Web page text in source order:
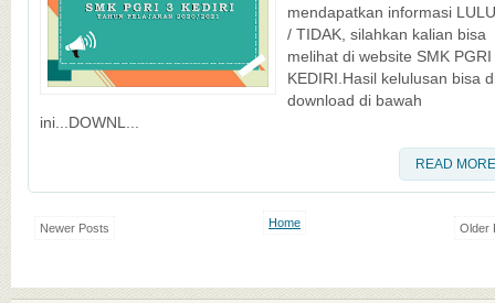
mendapatkan informasi
/ TIDAK, silahkan kalian bisa
melihat di website SMK PGRI
KEDIRI.Hasil kelulusan bisa
download di bawah
ini...DOWNL...
READ MORE
Newer Posts Older
Home